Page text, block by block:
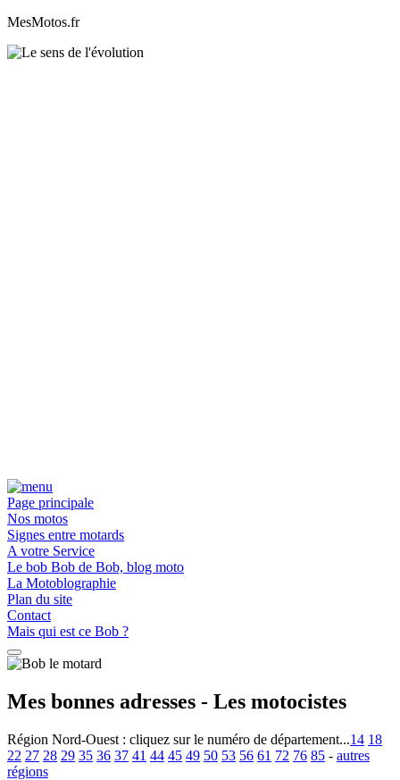
MesMotos.fr
Page principale
Nos motos
Signes entre motards
A votre Service
Le bob Bob de Bob, blog moto
La Motoblographie
Plan du site
Contact
Mais qui est ce Bob ?
Mes bonnes adresses - Les motocistes
Région Nord-Ouest : cliquez sur le numéro de département...14 18
22 27 28 29 35 36 37 41 44 45 49 50 53 56 61 72 76 85 - autres
régions